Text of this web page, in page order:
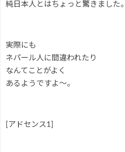
純日本人とはちょっと驚きました。
実際にも
ネパール人に間違われたり
なんてことがよく
あるようですよ～。
[アドセンス1]